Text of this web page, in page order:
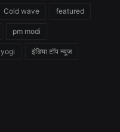
Cold wave featured
pm modi
yogi इंडिया टॉप न्यूज